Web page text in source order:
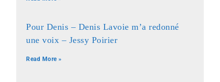
Pour Denis – Denis Lavoie m’a redonné
une voix – Jessy Poirier
Read More »